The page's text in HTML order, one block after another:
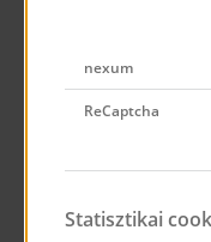
nexum
ReCaptcha
Statisztikai
HUB raktáros
Budapest